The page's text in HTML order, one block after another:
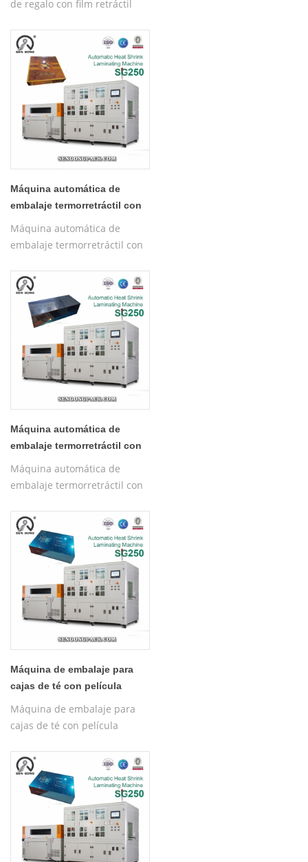
de regalo con film retráctil
Máquina automática de
embalaje termorretráctil con
Máquina automática de
embalaje termorretráctil con
Máquina automática de
embalaje termorretráctil con
Máquina automática de
embalaje termorretráctil con
Máquina de embalaje para
cajas de té con película
termorretráctil SG250
Máquina de embalaje para
cajas de té con película